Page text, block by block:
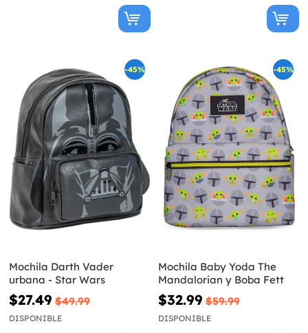
-45%
Mochila Darth Vader
urbana - Star Wars
$27.49 $49.99
DISPONIBLE
-45%
Mochila Baby Yoda The
Mandalorian y Boba Fett
$32.99 $59.99
DISPONIBLE